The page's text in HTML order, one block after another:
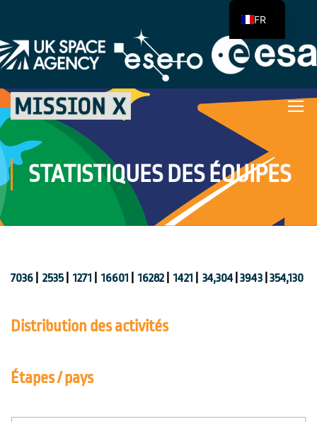
STATISTIQUES DES ÉQUIPES
7036 2535 1271 16601 16282 1421 34,304 3943 354,130
Distribution des activités
Étapes / pays
FR